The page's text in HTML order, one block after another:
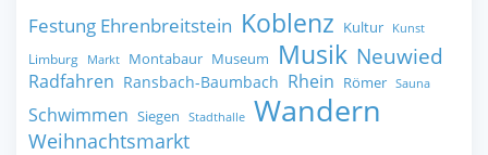
Festung Ehrenbreitstein Koblenz Kultur Kunst
Limburg Markt Montabaur Museum Musik Neuwied
Radfahren Ransbach-Baumbach Rhein Römer Sauna
Schwimmen Siegen Stadthalle Wandern
Weihnachtsmarkt